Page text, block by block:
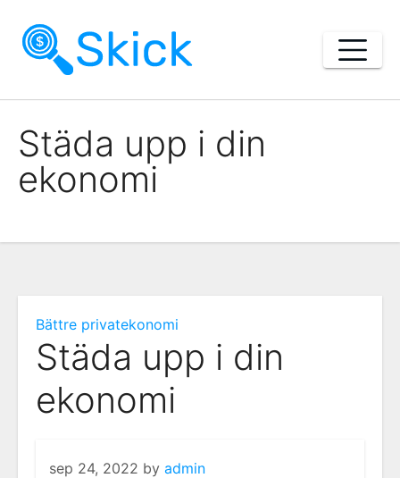
content
Städa upp i din
ekonomi
Bättre privatekonomi
Städa upp i din
ekonomi
sep 24, 2022 by admin